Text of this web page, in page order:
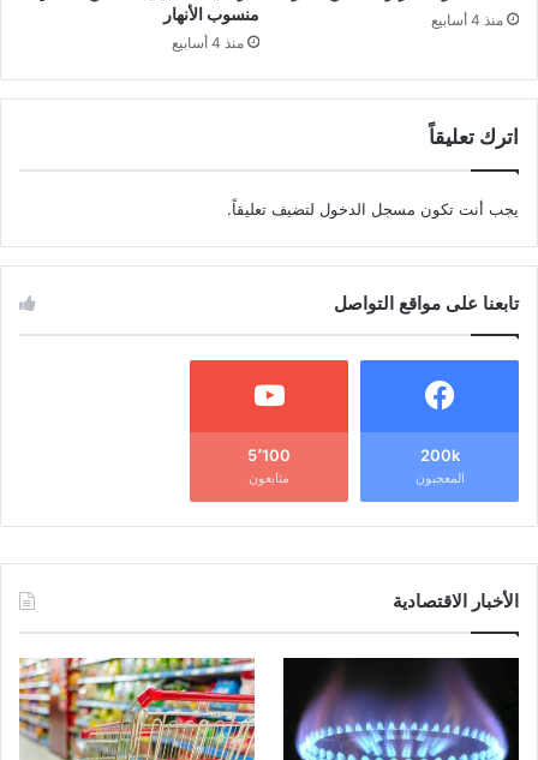
منذ 4 أسابيع
منسوب الأنهار
منذ 4 أسابيع
اترك تعليقاً
يجب أنت تكون مسجل الدخول لتضيف تعليقاً.
تابعنا على مواقع التواصل
200k
المعجبون
5٬100
متابعون
الأخبار الاقتصادية